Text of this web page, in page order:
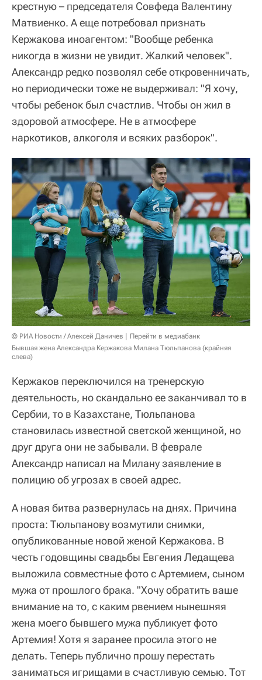
крестную – председателя Совфеда Валентину
Матвиенко. А еще потребовал признать
Кержакова иноагентом: "Вообще ребенка
никогда в жизни не увидит. Жалкий человек".
Александр редко позволял себе откровенничать,
но периодически тоже не выдерживал: "Я хочу,
чтобы ребенок был счастлив. Чтобы он жил в
здоровой атмосфере. Не в атмосфере
наркотиков, алкоголя и всяких разборок".
© РИА Новости / Алексей Даничев
Перейти в медиабанк
Бывшая жена Александра Кержакова Милана Тюльпанова (крайняя
слева)
Кержаков переключился на тренерскую
деятельность, но скандально ее заканчивал то в
Сербии, то в Казахстане, Тюльпанова
становилась известной светской женщиной, но
друг друга они не забывали. В феврале
Александр написал на Милану заявление в
полицию об угрозах в своей адрес.
А новая битва развернулась на днях. Причина
проста: Тюльпанову возмутили снимки,
опубликованные новой женой Кержакова. В
честь годовщины свадьбы Евгения Ледащева
выложила совместные фото с Артемием, сыном
мужа от прошлого брака. "Хочу обратить ваше
внимание на то, с каким рвением нынешняя
жена моего бывшего мужа публикует фото
Артемия! Хотя я заранее просила этого не
делать. Теперь публично прошу перестать
заниматься игрищами в счастливую семью. Тот